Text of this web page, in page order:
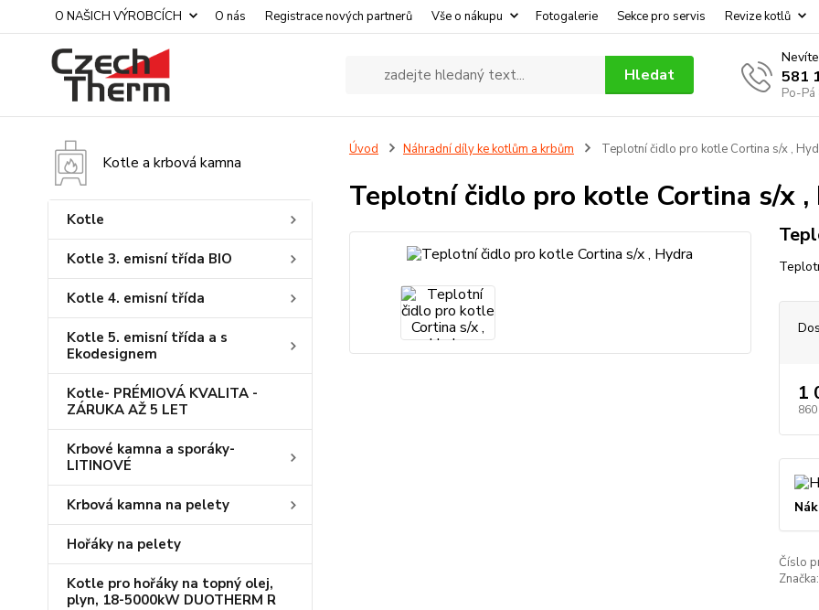
O NAŠICH VÝROBCÍCH O nás Registrace nových partnerů Vše o nákupu Fotogalerie Sekce pro servis Revize kotlů
Hledat 581
Po-
Kotle a krbová kamna
Kotle
Kotle 3. emisní třída BIO
Kotle 4. emisní třída
Kotle 5. emisní třída a s
Ekodesignem
Kotle- PRÉMIOVÁ KVALITA -
ZÁRUKA AŽ 5 LET
Krbové kamna a sporáky-
LITINOVÉ
Krbová kamna na pelety
Hořáky na pelety
Kotle pro hořáky na topný olej,
plyn, 18-5000kW DUOTHERM R
Úvod Náhradní díly ke kotlům a krbům Teplotní čidlo pro kotle Cortina s/x ,
Teplotní čidlo pro kotle Cortina s/x ,
1
860
Číslo
Značka: